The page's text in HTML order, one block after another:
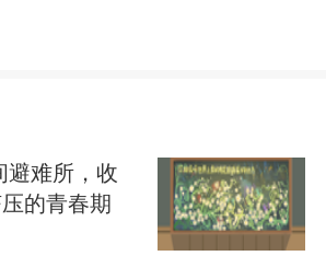
避难所，收
的青春期